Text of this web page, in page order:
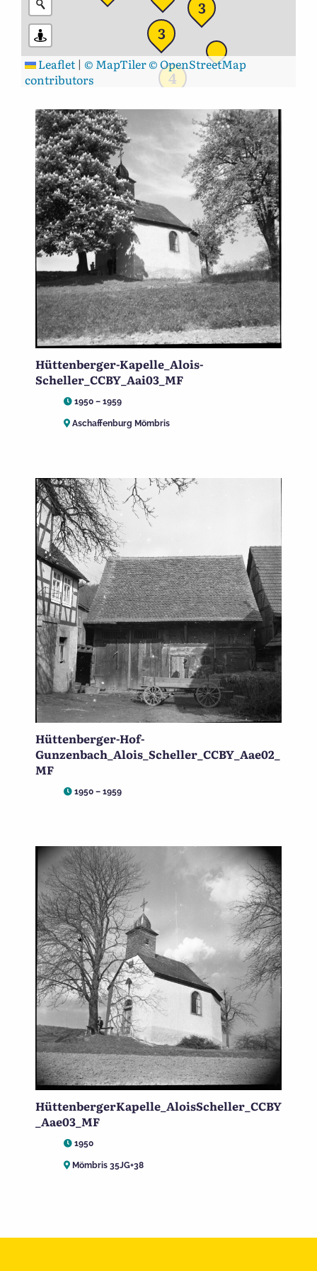
3
4
3
Leaflet | © MapTiler© OpenStreetMap
contributors
Hüttenberger-Kapelle_Alois-
Scheller_CCBY_Aai03_MF
1950 – 1959
Aschaffenburg Mömbris
Hüttenberger-Hof-
Gunzenbach_Alois_Scheller_CCBY_Aae02_
MF
1950 – 1959
HüttenbergerKapelle_AloisScheller_CCBY
_Aae03_MF
1950
Mömbris 35JG+38